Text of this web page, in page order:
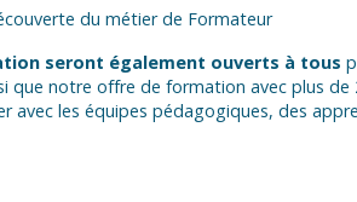
du métier de Formateur
seront également ouverts à tous
que notre offre de formation avec plus de
avec les équipes pédagogiques, des